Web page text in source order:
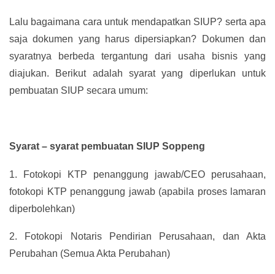
Lalu bagaimana cara untuk mendapatkan SIUP? serta apa
saja dokumen yang harus dipersiapkan? Dokumen dan
syaratnya berbeda tergantung dari usaha bisnis yang
diajukan. Berikut adalah syarat yang diperlukan untuk
pembuatan SIUP secara umum:
Syarat – syarat pembuatan SIUP Soppeng
1.
Fotokopi KTP penanggung jawab/CEO perusahaan,
fotokopi KTP penanggung jawab (apabila proses lamaran
diperbolehkan)
2.
Fotokopi Notaris Pendirian Perusahaan, dan Akta
Perubahan (Semua Akta Perubahan)